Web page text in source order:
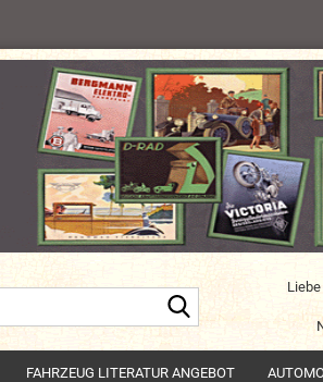
Suche...
FAHRZEUG LITERATUR ANGEBOT